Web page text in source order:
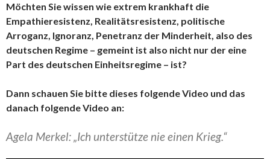
Möchten Sie wissen wie extrem krankhaft die
Empathieresistenz, Realitätsresistenz, politische
Arroganz, Ignoranz, Penetranz der Minderheit, also des
deutschen Regime – gemeint ist also nicht nur der eine
Part des deutschen Einheitsregime – ist?
Dann schauen Sie bitte dieses folgende Video und das
danach folgende Video an:
Agela Merkel: „Ich unterstütze nie einen Krieg.“